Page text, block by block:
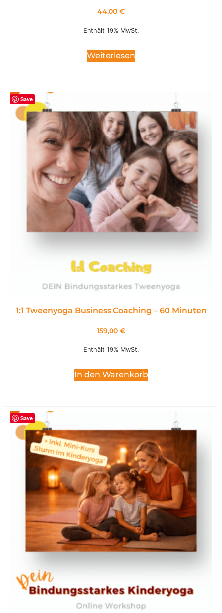
44,00 €
Enthält 19% MwSt.
Weiterlesen
Save
1:1 Tweenyoga Business Coaching – 60 Minuten
159,00 €
Enthält 19% MwSt.
In den Warenkorb
Save